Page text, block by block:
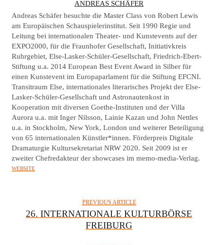
U
T
H
O
R
ANDREAS SCHÄFER
Andreas Schäfer besuchte die Master Class von Robert Lewis
am Europäischen Schauspielerinstitut. Seit 1990 Regie und
Leitung bei internationalen Theater- und Kunstevents auf der
EXPO2000, für die Fraunhofer Gesellschaft, Initiativkreis
Ruhrgebiet, Else-Lasker-Schüler-Gesellschaft, Friedrich-Ebert-
Stiftung u.a. 2014 European Best Event Award in Silber für
einen Kunstevent im Europaparlament für die Stiftung EFCNI.
Transitraum Else, internationales literarisches Projekt der Else-
Lasker-Schüler-Gesellschaft und Astronautenkost in
Kooperation mit diversen Goethe-Instituten und der Villa
Aurora u.a. mit Inger Nilsson, Lainie Kazan und John Nettles
u.a. in Stockholm, New York, London und weiterer Beteiligung
von 65 internationalen Künstler*innen. Förderpreis Digitale
Dramaturgie Kultursekretariat NRW 2020. Seit 2009 ist er
zweiter Chefredakteur der showcases im memo-media-Verlag.
WEBSITE
PREVIOUS ARTICLE
26. INTERNATIONALE KULTURBÖRSE
FREIBURG